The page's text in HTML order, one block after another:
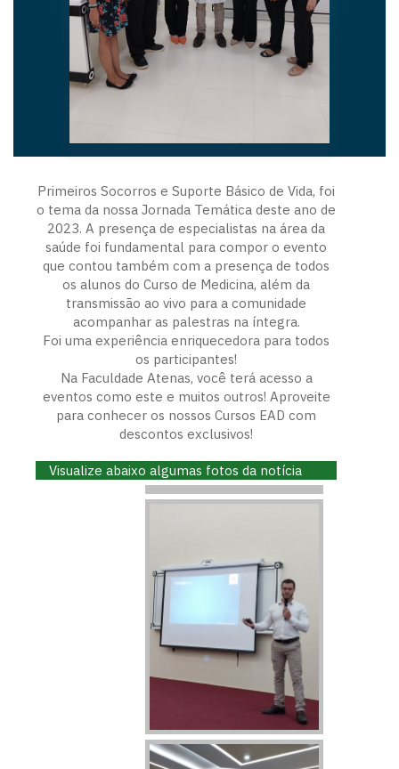
Primeiros Socorros e Suporte Básico de Vida, foi
o tema da nossa Jornada Temática deste ano de
2023. A presença de especialistas na área da
saúde foi fundamental para compor o evento
que contou também com a presença de todos
os alunos do Curso de Medicina, além da
transmissão ao vivo para a comunidade
acompanhar as palestras na íntegra.
Foi uma experiência enriquecedora para todos
os participantes!
Na Faculdade Atenas, você terá acesso a
eventos como este e muitos outros! Aproveite
para conhecer os nossos Cursos EAD com
descontos exclusivos!
Visualize abaixo algumas fotos da notícia